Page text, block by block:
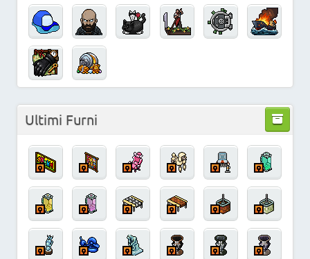
Ultimi Furni